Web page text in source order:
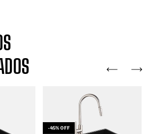
-45% OFF